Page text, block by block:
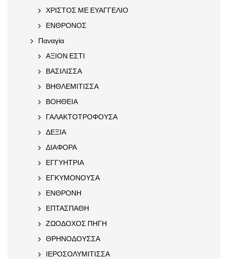
ΧΡΙΣΤΟΣ ΜΕ ΕΥΑΓΓΕΛΙΟ
ΕΝΘΡΟΝΟΣ
Παναγία
ΑΞΙΟΝ ΕΣΤΙ
ΒΑΣΙΛΙΣΣΑ
ΒΗΘΛΕΜΙΤΙΣΣΑ
ΒΟΗΘΕΙΑ
ΓΑΛΑΚΤΟΤΡΟΦΟΥΣΑ
ΔΕΞΙΑ
ΔΙΑΦΟΡΑ
ΕΓΓΥΗΤΡΙΑ
ΕΓΚΥΜΟΝΟΥΣΑ
ΕΝΘΡΟΝΗ
ΕΠΤΑΣΠΑΘΗ
ΖΩΟΔΟΧΟΣ ΠΗΓΗ
ΘΡΗΝΟΔΟΥΣΣΑ
ΙΕΡΟΣΟΛΥΜΙΤΙΣΣΑ